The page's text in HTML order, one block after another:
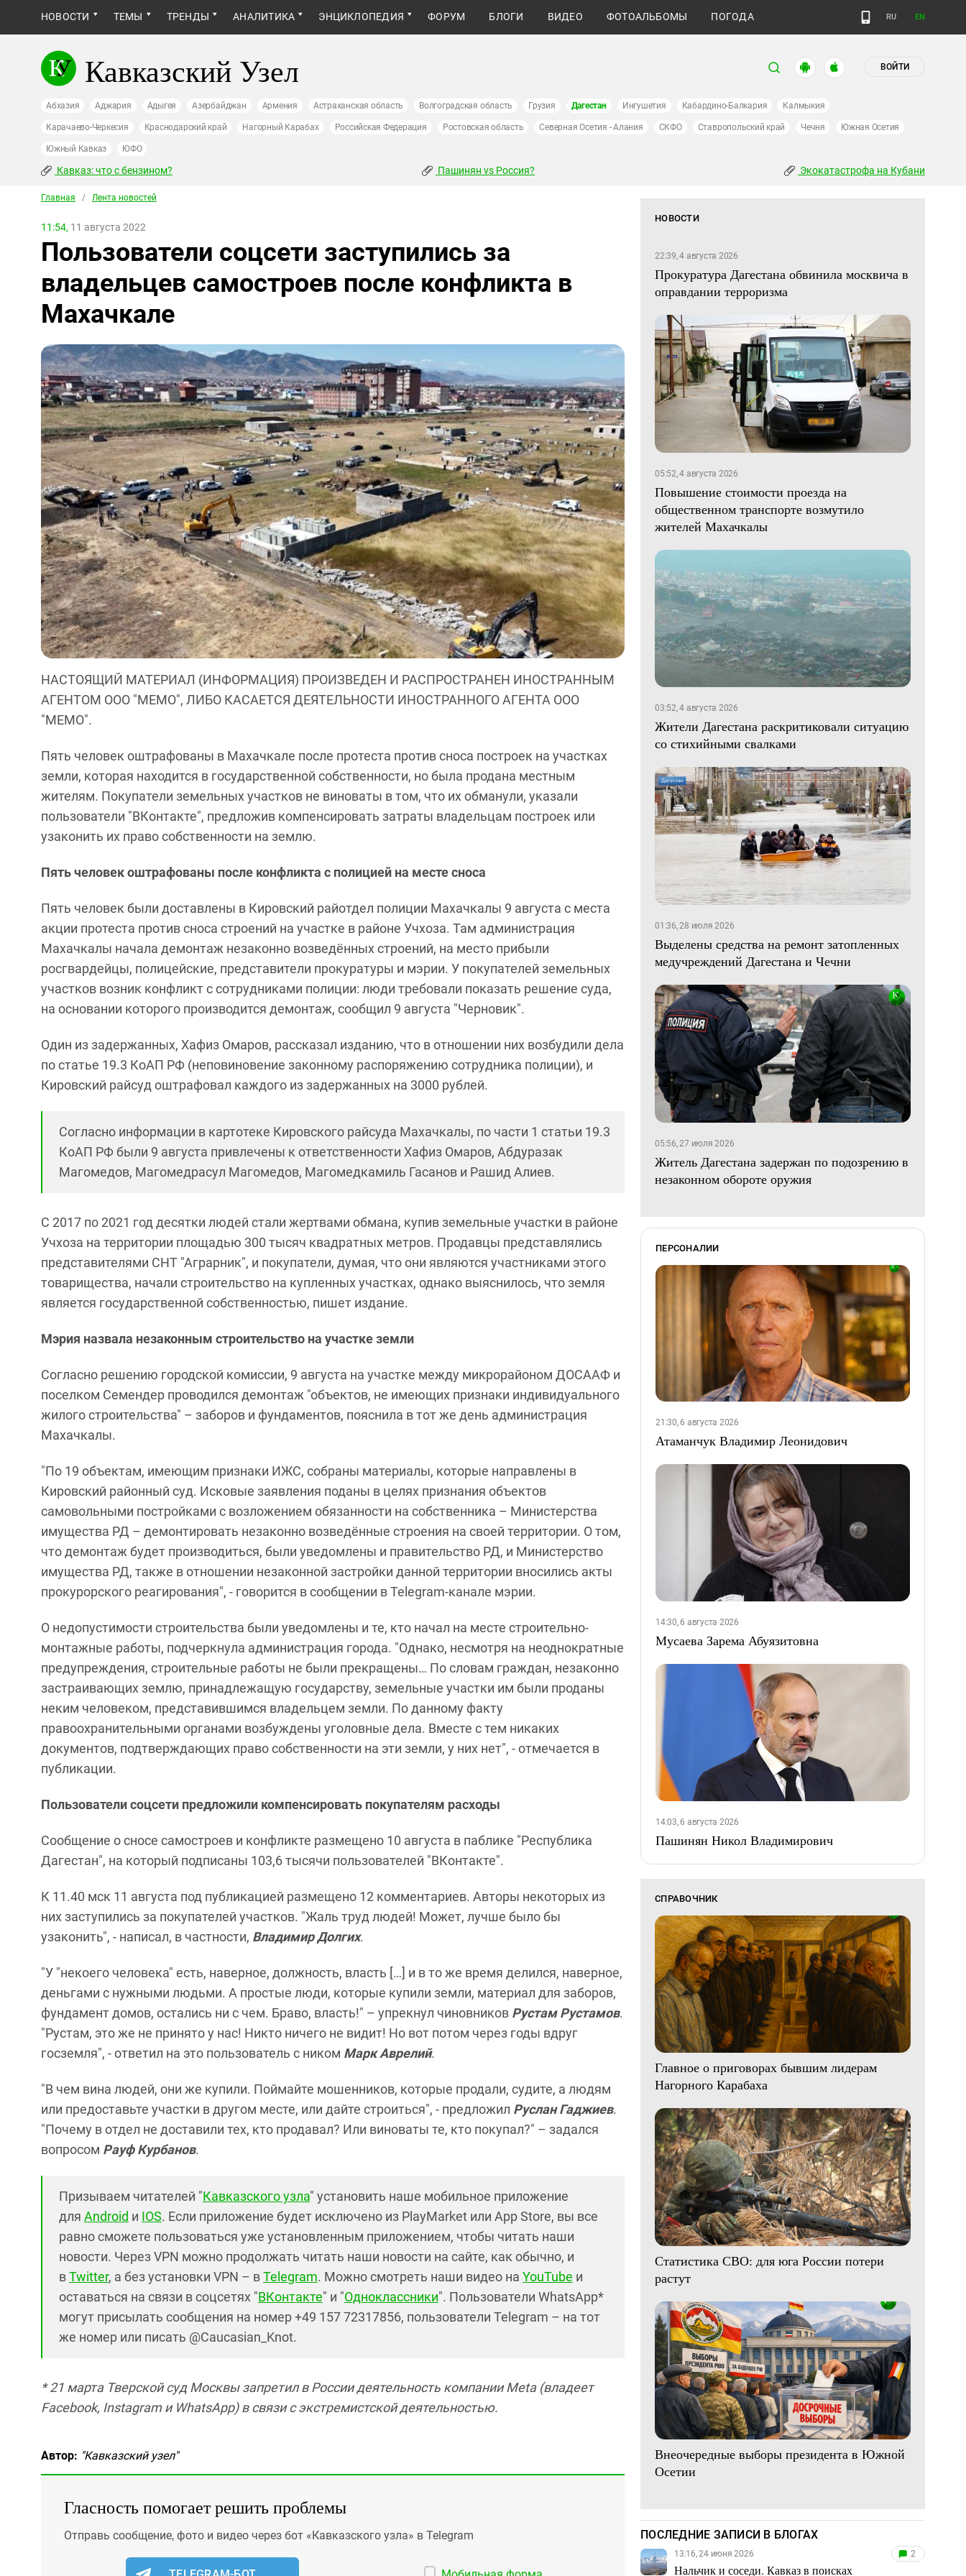
НОВОСТИ ТЕМЫ ТРЕНДЫ АНАЛИТИКА ЭНЦИКЛОПЕДИЯ ФОРУМ БЛОГИ ВИДЕО ФОТОАЛЬБОМЫ ПОГОДА RU EN
Кавказский Узел ВОЙТИ
Абхазия Аджария Адыгея Азербайджан Армения Астраханская область Волгоградская область Грузия Дагестан Ингушетия Кабардино-Балкария Калмыкия
Карачаево-Черкесия Краснодарский край Нагорный Карабах Российская Федерация Ростовская область Северная Осетия - Алания СКФО Ставропольский край Чечня Южная Осетия
Южный Кавказ ЮФО
Кавказ: что с бензином? Пашинян vs Россия? Экокатастрофа на Кубани
Главная / Лента новостей
11:54, 11 августа 2022
Пользователи соцсети заступились за
владельцев самостроев после конфликта в
Махачкале
НАСТОЯЩИЙ МАТЕРИАЛ (ИНФОРМАЦИЯ) ПРОИЗВЕДЕН И РАСПРОСТРАНЕН ИНОСТРАННЫМ
АГЕНТОМ ООО "МЕМО", ЛИБО КАСАЕТСЯ ДЕЯТЕЛЬНОСТИ ИНОСТРАННОГО АГЕНТА ООО
"МЕМО".
Пять человек оштрафованы в Махачкале после протеста против сноса построек на участках
земли, которая находится в государственной собственности, но была продана местным
жителям. Покупатели земельных участков не виноваты в том, что их обманули, указали
пользователи "ВКонтакте", предложив компенсировать затраты владельцам построек или
узаконить их право собственности на землю.
Пять человек оштрафованы после конфликта с полицией на месте сноса
Пять человек были доставлены в Кировский райотдел полиции Махачкалы 9 августа с места
акции протеста против сноса строений на участке в районе Учхоза. Там администрация
Махачкалы начала демонтаж незаконно возведённых строений, на место прибыли
росгвардейцы, полицейские, представители прокуратуры и мэрии. У покупателей земельных
участков возник конфликт с сотрудниками полиции: люди требовали показать решение суда,
на основании которого производится демонтаж, сообщил 9 августа "Черновик".
Один из задержанных, Хафиз Омаров, рассказал изданию, что в отношении них возбудили дела
по статье 19.3 КоАП РФ (неповиновение законному распоряжению сотрудника полиции), и
Кировский райсуд оштрафовал каждого из задержанных на 3000 рублей.
Согласно информации в картотеке Кировского райсуда Махачкалы, по части 1 статьи 19.3
КоАП РФ были 9 августа привлечены к ответственности Хафиз Омаров, Абдуразак
Магомедов, Магомедрасул Магомедов, Магомедкамиль Гасанов и Рашид Алиев.
С 2017 по 2021 год десятки людей стали жертвами обмана, купив земельные участки в районе
Учхоза на территории площадью 300 тысяч квадратных метров. Продавцы представлялись
представителями СНТ "Аграрник", и покупатели, думая, что они являются участниками этого
товарищества, начали строительство на купленных участках, однако выяснилось, что земля
является государственной собственностью, пишет издание.
Мэрия назвала незаконным строительство на участке земли
Согласно решению городской комиссии, 9 августа на участке между микрорайоном ДОСААФ и
поселком Семендер проводился демонтаж "объектов, не имеющих признаки индивидуального
жилого строительства" – заборов и фундаментов, пояснила в тот же день администрация
Махачкалы.
"По 19 объектам, имеющим признаки ИЖС, собраны материалы, которые направлены в
Кировский районный суд. Исковые заявления поданы в целях признания объектов
самовольными постройками с возложением обязанности на собственника – Министерства
имущества РД – демонтировать незаконно возведённые строения на своей территории. О том,
что демонтаж будет производиться, были уведомлены и правительство РД, и Министерство
имущества РД, также в отношении незаконной застройки данной территории вносились акты
прокурорского реагирования", - говорится в сообщении в Telegram-канале мэрии.
О недопустимости строительства были уведомлены и те, кто начал на месте строительно-
монтажные работы, подчеркнула администрация города. "Однако, несмотря на неоднократные
предупреждения, строительные работы не были прекращены… По словам граждан, незаконно
застраивающих землю, принадлежащую государству, земельные участки им были проданы
неким человеком, представившимся владельцем земли. По данному факту
правоохранительными органами возбуждены уголовные дела. Вместе с тем никаких
документов, подтверждающих право собственности на эти земли, у них нет", - отмечается в
публикации.
Пользователи соцсети предложили компенсировать покупателям расходы
Сообщение о сносе самостроев и конфликте размещено 10 августа в паблике "Республика
Дагестан", на который подписаны 103,6 тысячи пользователей "ВКонтакте".
К 11.40 мск 11 августа под публикацией размещено 12 комментариев. Авторы некоторых из
них заступились за покупателей участков. "Жаль труд людей! Может, лучше было бы
узаконить", - написал, в частности, Владимир Долгих.
"У "некоего человека" есть, наверное, должность, власть […] и в то же время делился, наверное,
деньгами с нужными людьми. А простые люди, которые купили земли, материал для заборов,
фундамент домов, остались ни с чем. Браво, власть!" – упрекнул чиновников Рустам Рустамов.
"Рустам, это же не принято у нас! Никто ничего не видит! Но вот потом через годы вдруг
госземля", - ответил на это пользователь с ником Марк Аврелий.
"В чем вина людей, они же купили. Поймайте мошенников, которые продали, судите, а людям
или предоставьте участки в другом месте, или дайте строиться", - предложил Руслан Гаджиев.
"Почему в отдел не доставили тех, кто продавал? Или виноваты те, кто покупал?" – задался
вопросом Рауф Курбанов.
Призываем читателей "Кавказского узла" установить наше мобильное приложение
для Android и IOS. Если приложение будет исключено из PlayMarket или App Store, вы все
равно сможете пользоваться уже установленным приложением, чтобы читать наши
новости. Через VPN можно продолжать читать наши новости на сайте, как обычно, и
вTwitter, а без установки VPN – вTelegram. Можно смотреть наши видео на YouTube и
оставаться на связи в соцсетях "ВКонтакте" и "Одноклассники". Пользователи WhatsApp*
могут присылать сообщения на номер +49 157 72317856, пользователи Telegram – на тот
же номер или писать @Caucasian_Knot.
* 21 марта Тверской суд Москвы запретил в России деятельность компании Meta (владеет
Facebook, Instagram и WhatsApp) в связи с экстремистской деятельностью.
Автор: "Кавказский узел"
Гласность помогает решить проблемы
Отправь сообщение, фото и видео через бот «Кавказского узла» в Telegram
НОВОСТИ
22:39, 4 августа 2026
Прокуратура Дагестана обвинила москвича в
оправдании терроризма
05:52, 4 августа 2026
Повышение стоимости проезда на
общественном транспорте возмутило
жителей Махачкалы
03:52, 4 августа 2026
Жители Дагестана раскритиковали ситуацию
со стихийными свалками
01:36, 28 июля 2026
Выделены средства на ремонт затопленных
медучреждений Дагестана и Чечни
05:56, 27 июля 2026
Житель Дагестана задержан по подозрению в
незаконном обороте оружия
ПЕРСОНАЛИИ
21:30, 6 августа 2026
Атаманчук Владимир Леонидович
14:30, 6 августа 2026
Мусаева Зарема Абуязитовна
14:03, 6 августа 2026
Пашинян Никол Владимирович
СПРАВОЧНИК
Главное о приговорах бывшим лидерам
Нагорного Карабаха
Статистика СВО: для юга России потери
растут
Внеочередные выборы президента в Южной
Осетии
ПОСЛЕДНИЕ ЗАПИСИ В БЛОГАХ
13:16, 24 июня 2026
Нальчик и соседи. Кавказ в поисках
2